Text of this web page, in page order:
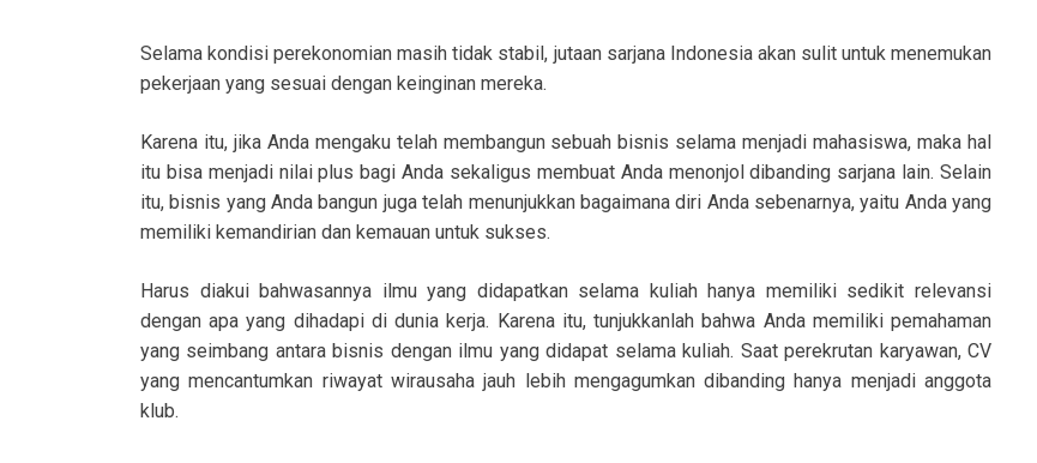
Selama kondisi perekonomian masih tidak stabil, jutaan sarjana Indonesia akan sulit untuk menemukan
pekerjaan yang sesuai dengan keinginan mereka.
Karena itu, jika Anda mengaku telah membangun sebuah bisnis selama menjadi mahasiswa, maka hal
itu bisa menjadi nilai plus bagi Anda sekaligus membuat Anda menonjol dibanding sarjana lain. Selain
itu, bisnis yang Anda bangun juga telah menunjukkan bagaimana diri Anda sebenarnya, yaitu Anda yang
memiliki kemandirian dan kemauan untuk sukses.
Harus diakui bahwasannya ilmu yang didapatkan selama kuliah hanya memiliki sedikit relevansi
dengan apa yang dihadapi di dunia kerja. Karena itu, tunjukkanlah bahwa Anda memiliki pemahaman
yang seimbang antara bisnis dengan ilmu yang didapat selama kuliah. Saat perekrutan karyawan, CV
yang mencantumkan riwayat wirausaha jauh lebih mengagumkan dibanding hanya menjadi anggota
klub.